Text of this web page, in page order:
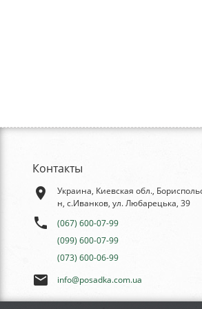
Контакты
place
Украина, Киевская обл.,
н, с.Иванков, ул. Любарецька, 39
phone
(067) 600-07-99
(099) 600-07-99
(073) 600-06-99
email info@posadka.com.ua